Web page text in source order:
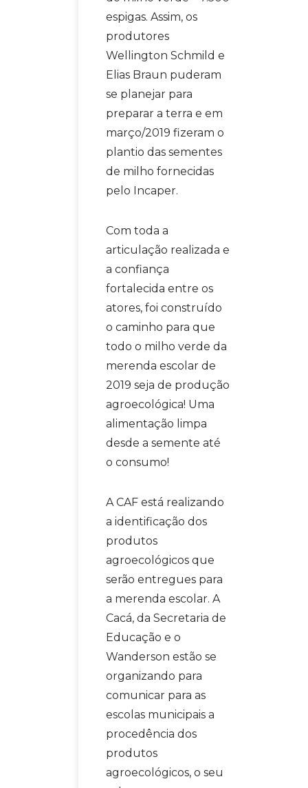
espigas. Assim, os
produtores
Wellington Schmild e
Elias Braun puderam
se planejar para
preparar a terra e em
março/2019 fizeram o
plantio das sementes
de milho fornecidas
pelo Incaper.
Com toda a
articulação realizada e
a confiança
fortalecida entre os
atores, foi construído
o caminho para que
todo o milho verde da
merenda escolar de
2019 seja de produção
agroecológica! Uma
alimentação limpa
desde a semente até
o consumo!
A CAF está realizando
a identificação dos
produtos
agroecológicos que
serão entregues para
a merenda escolar. A
Cacá, da Secretaria de
Educação e o
Wanderson estão se
organizando para
comunicar para as
escolas municipais a
procedência dos
produtos
agroecológicos, o seu